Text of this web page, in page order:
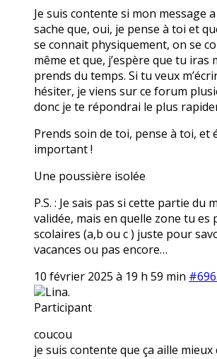
Je suis contente si mon message
sache que, oui, je pense à toi et
se connait physiquement, on se
même et que, j’espère que tu iras
prends du temps. Si tu veux
hésiter, je viens sur ce forum
donc je te répondrai le plus
Prends soin de toi, pense à toi, et
important !
Une poussière isolée
P.S. : Je sais pas si cette partie du
validée, mais en quelle zone tu es
scolaires (a,b ou c ) juste pour
vacances ou pas encore…
10 février 2025 à 19 h 59 min
Lina.
Participant
coucou
je suis contente que ça aille mieux